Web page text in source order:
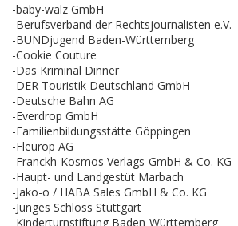
-baby-walz GmbH
-Berufsverband der Rechtsjournalisten e.V.
-BUNDjugend Baden-Württemberg
-Cookie Couture
-Das Kriminal Dinner
-DER Touristik Deutschland GmbH
-Deutsche Bahn AG
-Everdrop GmbH
-Familienbildungsstätte Göppingen
-Fleurop AG
-Franckh-Kosmos Verlags-GmbH & Co. KG
-Haupt- und Landgestüt Marbach
-Jako-o / HABA Sales GmbH & Co. KG
-Junges Schloss Stuttgart
-Kinderturnstiftung Baden-Württemberg